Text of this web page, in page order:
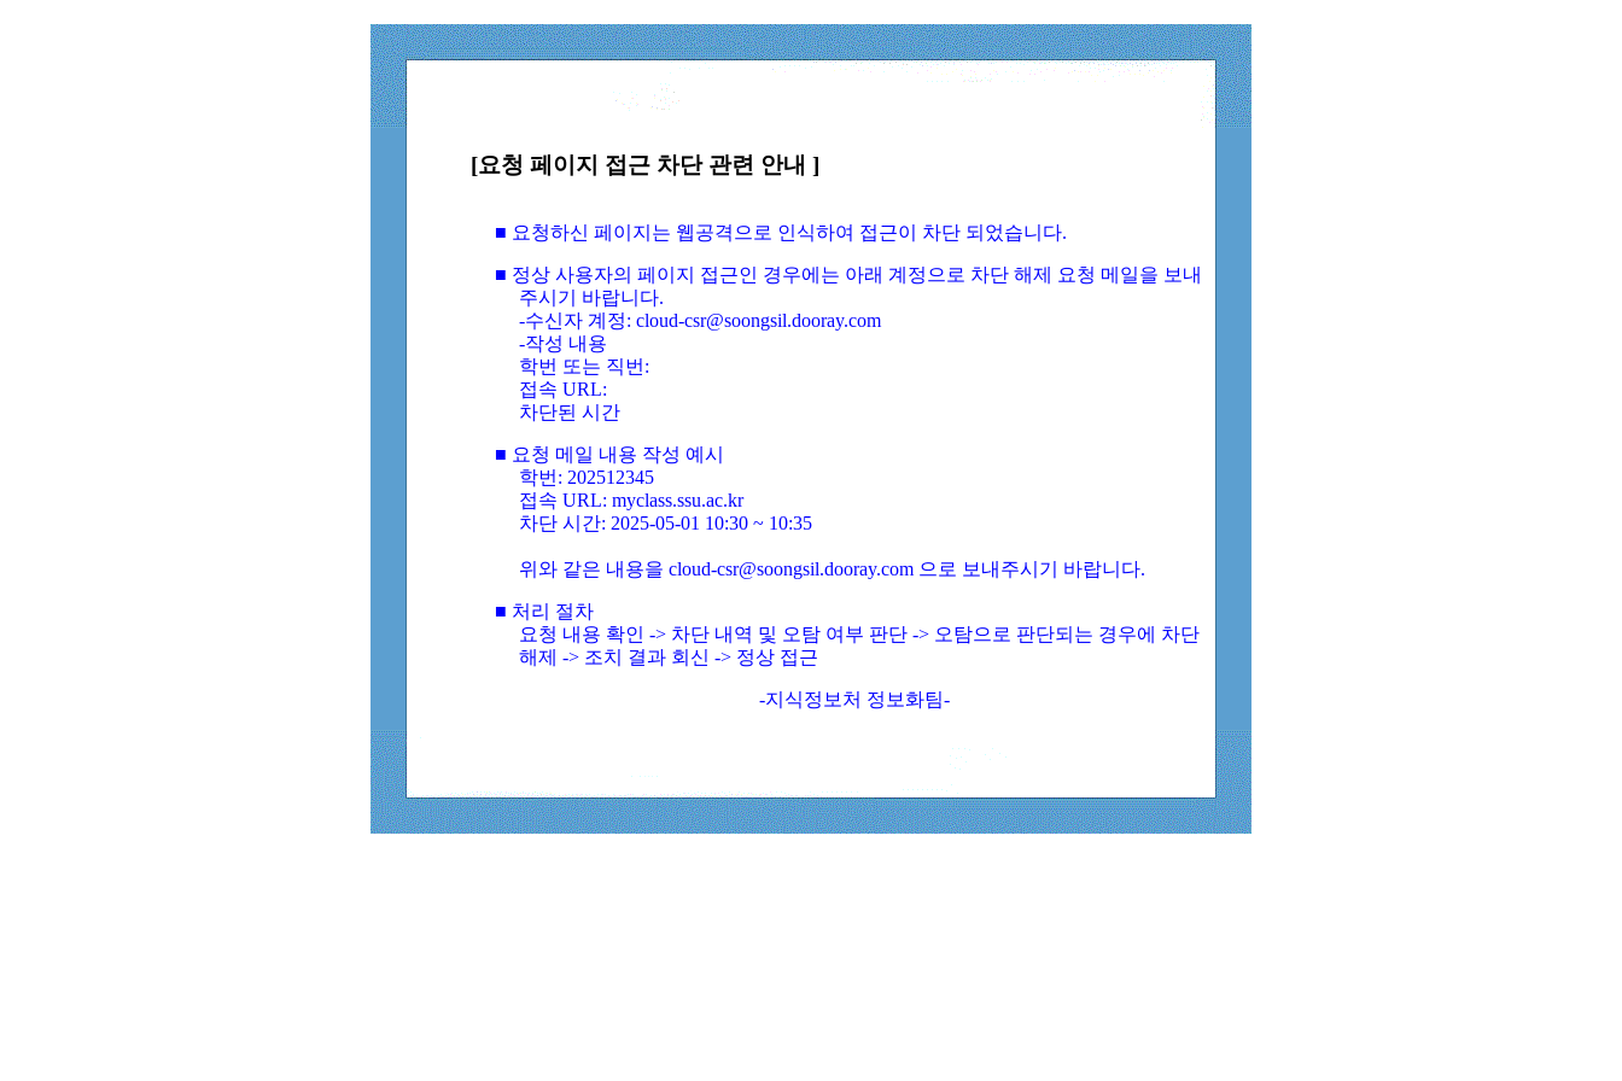
[요청 페이지 접근 차단 관련 안내 ]
■ 요청하신 페이지는 웹공격으로 인식하여 접근이 차단 되었습니다.
■ 정상 사용자의 페이지 접근인 경우에는 아래 계정으로 차단 해제 요청 메일을 보내
주시기 바랍니다.
-수신자 계정: cloud-csr@soongsil.dooray.com
-작성 내용
학번 또는 직번:
접속 URL:
차단된 시간
■ 요청 메일 내용 작성 예시
학번: 202512345
접속 URL: myclass.ssu.ac.kr
차단 시간: 2025-05-01 10:30 ~ 10:35
위와 같은 내용을 cloud-csr@soongsil.dooray.com 으로 보내주시기 바랍니다.
■ 처리 절차
요청 내용 확인 -> 차단 내역 및 오탐 여부 판단 -> 오탐으로 판단되는 경우에 차단
해제 -> 조치 결과 회신 -> 정상 접근
-지식정보처 정보화팀-